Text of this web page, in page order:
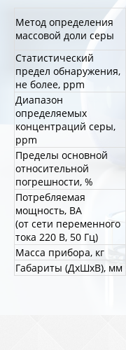
Метод определения
массовой доли серы
Статистический
предел обнаружения,
не более, ppm
Диапазон
определяемых
концентраций серы,
ppm
Пределы основной
относительной
погрешности, %
Потребляемая
мощность, ВА
(от сети переменного
тока 220 В, 50 Гц)
Масса прибора, кг
Габариты (ДхШхВ), мм